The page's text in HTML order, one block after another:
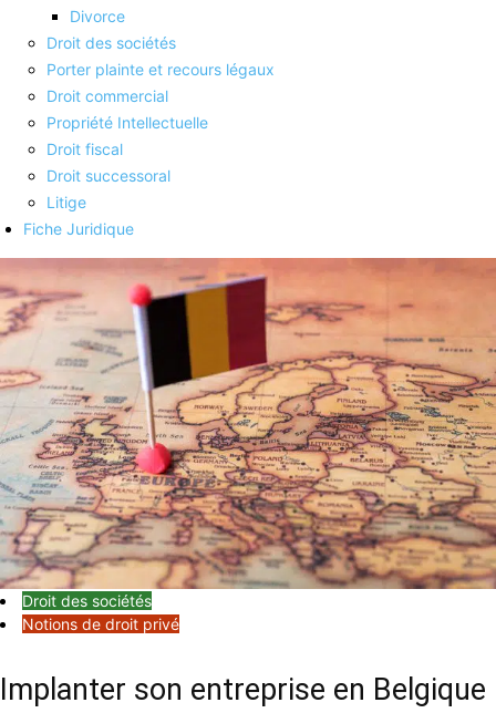
Divorce
Droit des sociétés
Porter plainte et recours légaux
Droit commercial
Propriété Intellectuelle
Droit fiscal
Droit successoral
Litige
Fiche Juridique
Droit des sociétés
Notions de droit privé
Implanter son entreprise en Belgique